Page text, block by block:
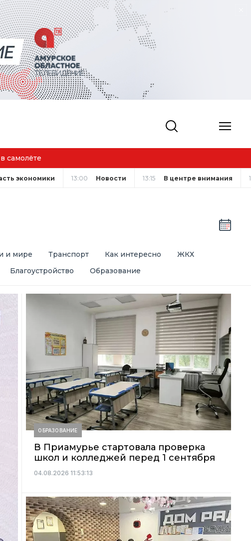
самолёте
экономики 13:00 Новости 13:15 В центре внимания
и мире Транспорт Как интересно
ЖКХ
Благоустройство Образование
ОБРАЗОВАНИЕ
В Приамурье стартовала проверка
школ и колледжей перед 1 сентября
04.08.2026 11:53:13